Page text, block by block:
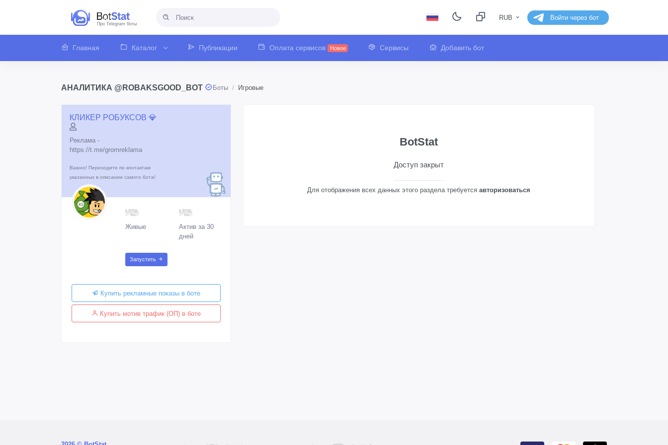
Про Telegram боты
RUB Войти через бот
Главная Каталог Публикации Оплата сервисов Новое Сервисы Добавить бот
АНАЛИТИКА @ROBAKSGOOD_BOT Боты Игровые
КЛИКЕР РОБУКСОВ 💎
Реклама -
https://t.me/gromreklama
Важно! Переходите по контактам
указанных в описании самого бота!
Живые
Актив за 30
дней
Запустить
Купить рекламные показы в боте
Купить мотив трафик (ОП) в боте
BotStat
Доступ закрыт
Для отображения всех данных этого раздела требуетсяавторизоваться